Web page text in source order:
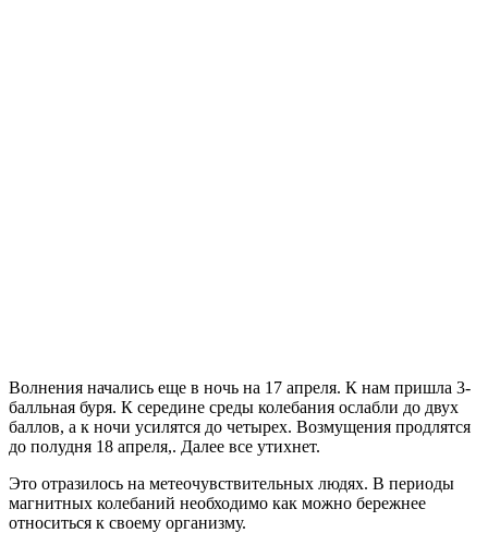
Волнения начались еще в ночь на 17 апреля. К нам пришла 3-
балльная буря. К середине среды колебания ослабли до двух
баллов, а к ночи усилятся до четырех. Возмущения продлятся
до полудня 18 апреля,. Далее все утихнет.
Это отразилось на метеочувствительных людях. В периоды
магнитных колебаний необходимо как можно бережнее
относиться к своему организму.